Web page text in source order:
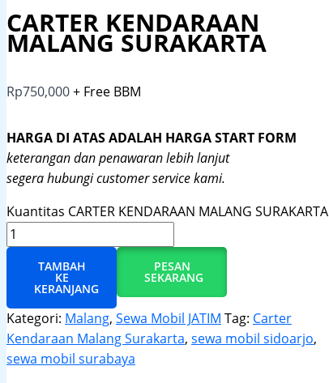
CARTER KENDARAAN
MALANG SURAKARTA
Rp750,000+ Free BBM
HARGA DI ATAS ADALAH HARGA START FORM
keterangan dan penawaran lebih lanjut
segera hubungi customer service kami.
Kuantitas CARTER KENDARAAN MALANG SURAKARTA
TAMBAH
KE
KERANJANG
PESAN
SEKARANG
Kategori: Malang, Sewa Mobil JATIM Tag: Carter
Kendaraan Malang Surakarta, sewa mobil sidoarjo,
sewa mobil surabaya